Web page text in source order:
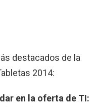
destacados de la
2014:
en la oferta de TI: